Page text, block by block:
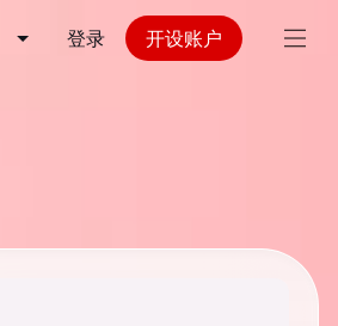
登录 开设账户